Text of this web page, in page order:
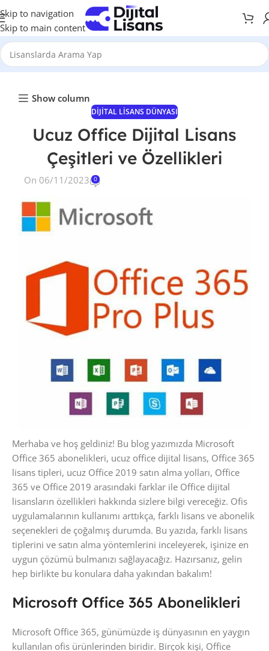
Skip to navigation
Skip to main content
Show column
DIJITAL LISANS DÜNYASI
Ucuz Office Dijital Lisans
Çeşitleri ve Özellikleri
On 06/11/2023 0
Merhaba ve hoş geldiniz! Bu blog yazımızda Microsoft
Office 365 abonelikleri, ucuz office dijital lisans, Office 365
lisans tipleri, ucuz Office 2019 satın alma yolları, Office
365 ve Office 2019 arasındaki farklar ile Office dijital
lisansların özellikleri hakkında sizlere bilgi vereceğiz. Ofis
uygulamalarının kullanımı arttıkça, farklı lisans ve abonelik
seçenekleri de çoğalmış durumda. Bu yazıda, farklı lisans
tiplerini ve satın alma yöntemlerini inceleyerek, işinize en
uygun çözümü bulmanızı sağlayacağız. Hazırsanız, gelin
hep birlikte bu konulara daha yakından bakalım!
Microsoft Office 365 Abonelikleri
Microsoft Office 365, günümüzde iş dünyasının en yaygın
kullanılan ofis ürünlerinden biridir. Birçok kişi, Office